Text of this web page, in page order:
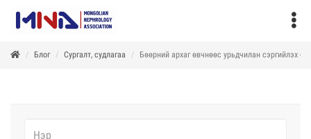
Блог Сургалт, судлагаа Бөөрний архаг өвчнөөс урьдчилан сэргийлэх